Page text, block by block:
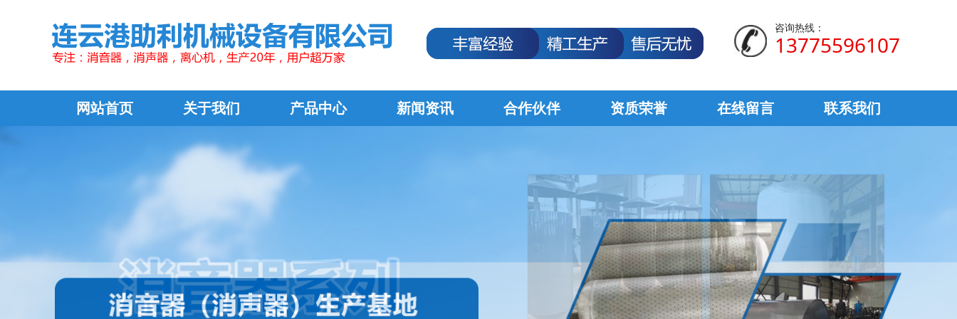
咨询热线：
13775596107
网站首页 关于我们 产品中心 新闻资讯 合作伙伴 资质荣誉 在线留言 联系我们